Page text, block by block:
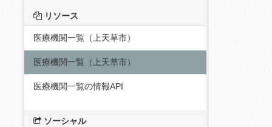
リソース
医療機関一覧（上天草市）
医療機関一覧（上天草市）
医療機関一覧の情報API
ソーシャル